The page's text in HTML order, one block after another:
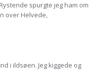
spurgte jeg ham om
over Helvede,
i ildsøen. Jeg kiggede og